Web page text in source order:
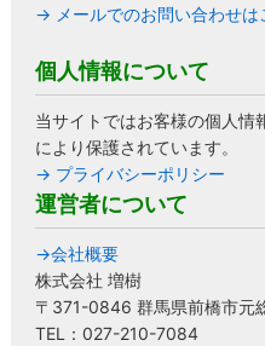
→ メールでのお問い合わせは
個人情報について
当サイトではお客様の個人情
により保護されています。
→ プライバシーポリシー
運営者について
→会社概要
株式会社 増樹
〒371-0846 群馬県前橋市元
TEL：027-210-7084